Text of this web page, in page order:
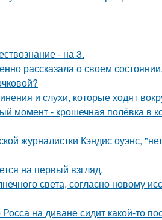
- на 3.
рассказала о своем состоянии.
и слухи, которые ходят
момент - крошечная полёвка в
журналистки Кэндис оуэнс,
на первый взгляд.
света, согласно новому
на диване сидит какой-то